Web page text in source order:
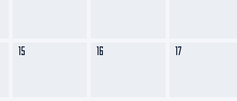
15 16 17